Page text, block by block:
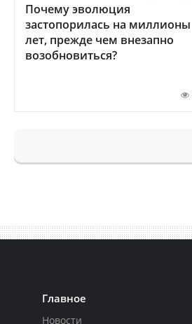
Почему эволюция
застопорилась на миллионы
лет, прежде чем внезапно
возобновиться?
Главное
Новости